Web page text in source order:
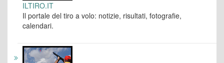
ILTIRO.IT
Il portale del tiro a volo: notizie, risultati, fotografie,
calendari.